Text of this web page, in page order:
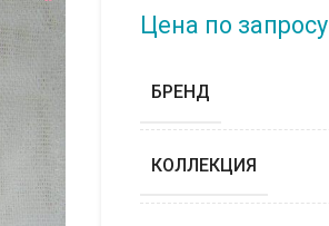
Цена по запросу
БРЕНД
КОЛЛЕКЦИЯ